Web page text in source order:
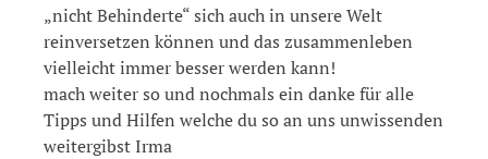
„nicht Behinderte“ sich auch in unsere Welt
reinversetzen können und das zusammenleben
vielleicht immer besser werden kann!
mach weiter so und nochmals ein danke für alle
Tipps und Hilfen welche du so an uns unwissenden
weitergibst Irma